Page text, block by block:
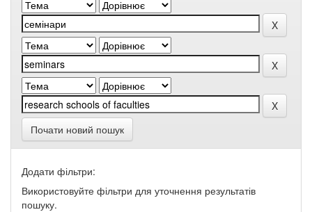
Почати новий пошук
Додати фільтри:
Використовуйте фільтри для уточнення результатів
пошуку.